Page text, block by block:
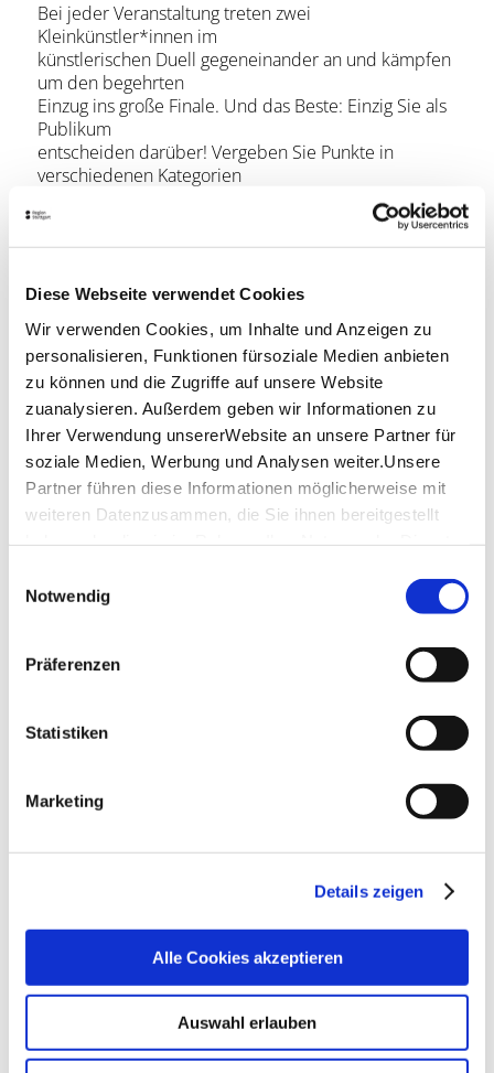
Diese Webseite verwendet Cookies
Wir verwenden Cookies, um Inhalte und Anzeigen zu
personalisieren, Funktionen fürsoziale Medien anbieten
zu können und die Zugriffe auf unsere Website
zuanalysieren. Außerdem geben wir Informationen zu
Ihrer Verwendung unsererWebsite an unsere Partner für
soziale Medien, Werbung und Analysen weiter.Unsere
Partner führen diese Informationen möglicherweise mit
weiteren Datenzusammen, die Sie ihnen bereitgestellt
Impressum
Notwendig
Präferenzen
Statistiken
Marketing
Details zeigen
Alle Cookies akzeptieren
Auswahl erlauben
Bei jeder Veranstaltung treten zwei
Kleinkünstler*innen im
künstlerischen Duell gegeneinander an und kämpfen
um den begehrten
Einzug ins große Finale. Und das Beste: Einzig Sie als
Publikum
entscheiden darüber! Vergeben Sie Punkte in
verschiedenen Kategorien
und bestimmen Sie, wer es ins Finale im Dezember
schafft. Dort
werden die Gewinner des Goldenen, Silbernen und
gekürt – inklusive hochdotiertem Preisgeld! Neu
zwei Ehrenpreise, unser „Förder-Bulle“ und unser
„Inklusions-Bulle“!
Erleben Sie einen unvergesslichen Abend voller
Comedy, Live-Musik,
kulinarischen Highlights und erstklassiger
Unterhaltung! Freuen Sie
sich auf mitreißende Shows, herausragende Talente
und eine
einzigartige Atmosphäre.
Copyright: Christoph Sonntag
70173 Stuttgart
Planen Sie Ihre Anreise
Verkehrs- und Tarifverbund Stuttgart GmbH
Fahrplanauskunft der DB
Google Maps Route